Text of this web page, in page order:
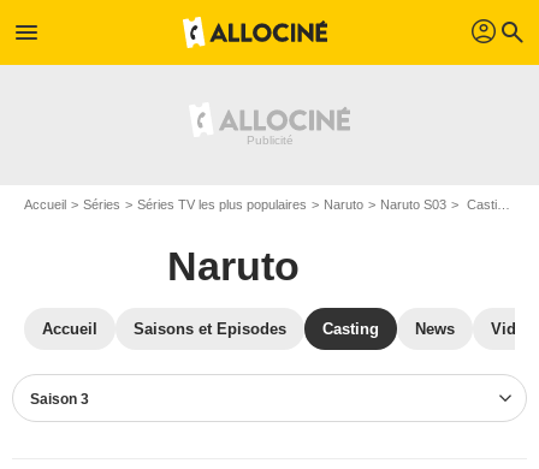
menu profil search
Accueil Séries Séries TV les plus populaires Naruto Naruto S03 Casting Naruto S03
Naruto
Accueil Saisons et Episodes Casting News
Saison 3